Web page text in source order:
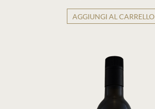
AGGIUNGI AL CARRELLO